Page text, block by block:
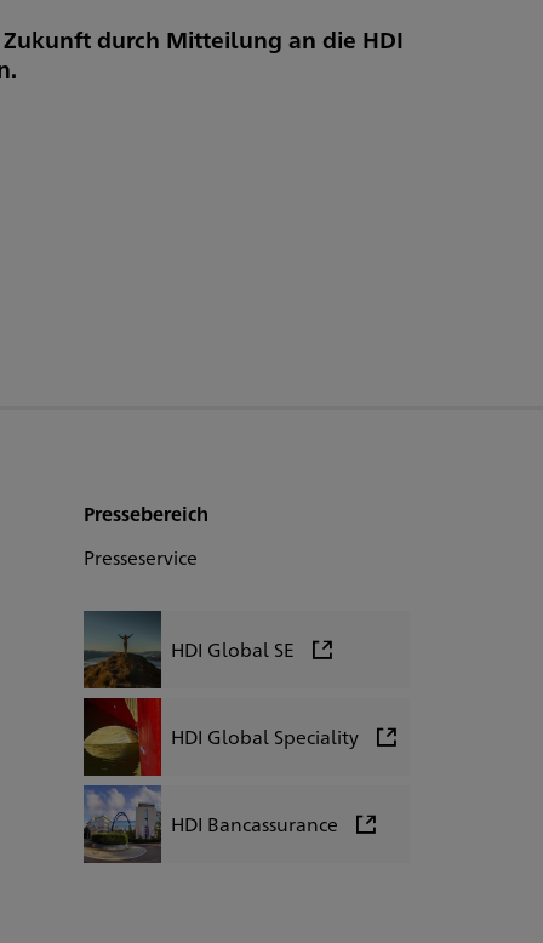
durch Mitteilung an die HDI
Pressebereich
Presseservice
HDI Global SE
HDI Global Speciality
HDI Bancassurance